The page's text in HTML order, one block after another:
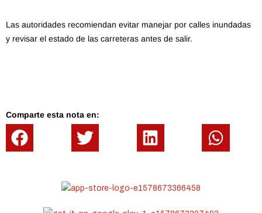
Las autoridades recomiendan evitar manejar por calles inundadas
y revisar el estado de las carreteras antes de salir.
Comparte esta nota en: